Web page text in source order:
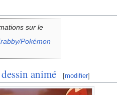
sur le
Pokémon
dessin animé [modifier]